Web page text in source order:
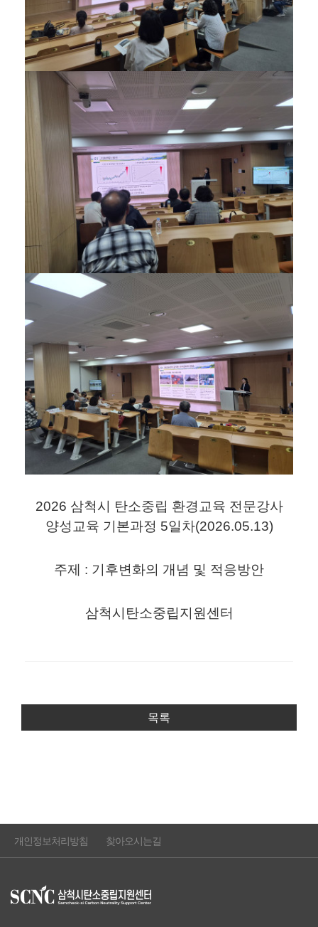
2026 삼척시 탄소중립 환경교육 전문강사
양성교육 기본과정 5일차(2026.05.13)
주제 : 기후변화의 개념 및 적응방안
삼척시탄소중립지원센터
목록
개인정보처리방침 찾아오시는길